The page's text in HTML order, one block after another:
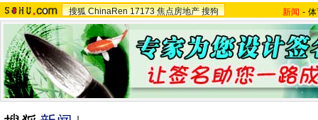
搜狐 ChinaRen 17173 焦点房地产 搜狗 新闻 -